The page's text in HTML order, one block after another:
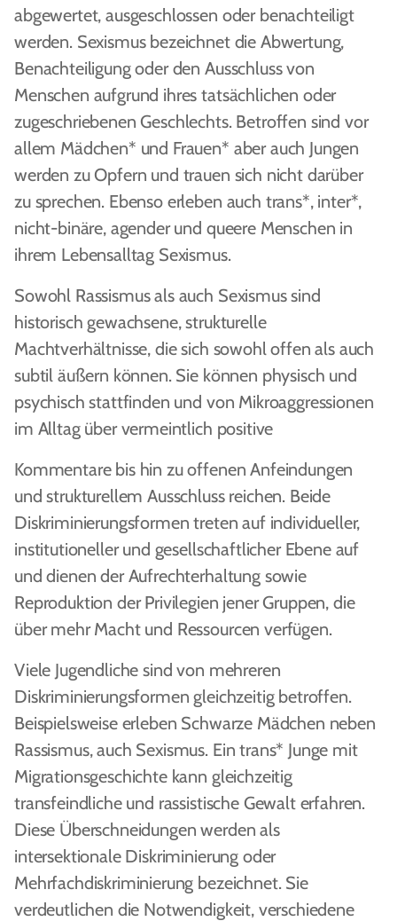
abgewertet, ausgeschlossen oder benachteiligt
werden. Sexismus bezeichnet die Abwertung,
Benachteiligung oder den Ausschluss von
Menschen aufgrund ihres tatsächlichen oder
zugeschriebenen Geschlechts. Betroffen sind vor
allem Mädchen* und Frauen* aber auch Jungen
werden zu Opfern und trauen sich nicht darüber
zu sprechen. Ebenso erleben auch trans*, inter*,
nicht-binäre, agender und queere Menschen in
ihrem Lebensalltag Sexismus.
Sowohl Rassismus als auch Sexismus sind
historisch gewachsene, strukturelle
Machtverhältnisse, die sich sowohl offen als auch
subtil äußern können. Sie können physisch und
psychisch stattfinden und von Mikroaggressionen
im Alltag über vermeintlich positive
Kommentare bis hin zu offenen Anfeindungen
und strukturellem Ausschluss reichen. Beide
Diskriminierungsformen treten auf individueller,
institutioneller und gesellschaftlicher Ebene auf
und dienen der Aufrechterhaltung sowie
Reproduktion der Privilegien jener Gruppen, die
über mehr Macht und Ressourcen verfügen.
Viele Jugendliche sind von mehreren
Diskriminierungsformen gleichzeitig betroffen.
Beispielsweise erleben Schwarze Mädchen neben
Rassismus, auch Sexismus. Ein trans* Junge mit
Migrationsgeschichte kann gleichzeitig
transfeindliche und rassistische Gewalt erfahren.
Diese Überschneidungen werden als
intersektionale Diskriminierung oder
Mehrfachdiskriminierung bezeichnet. Sie
verdeutlichen die Notwendigkeit, verschiedene